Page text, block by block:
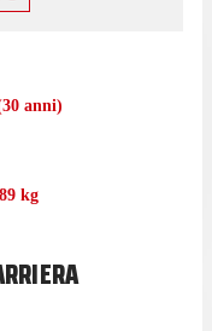
stagione con
30 anni)
89 kg